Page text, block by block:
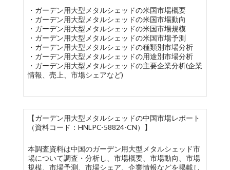
・ガーデン用大型メタルシェッドの米国市場概要
・ガーデン用大型メタルシェッドの米国市場動向
・ガーデン用大型メタルシェッドの米国市場規模
・ガーデン用大型メタルシェッドの米国市場予測
・ガーデン用大型メタルシェッドの種類別市場分析
・ガーデン用大型メタルシェッドの用途別市場分析
・ガーデン用大型メタルシェッドの主要企業分析(企業
情報、売上、市場シェアなど)
【ガーデン用大型メタルシェッドの中国市場レポート
（資料コード：HNLPC-58824-CN）】
本調査資料は中国のガーデン用大型メタルシェッド市
場について調査・分析し、市場概要、市場動向、市場
規模、市場予測、市場シェア、企業情報などを掲載し